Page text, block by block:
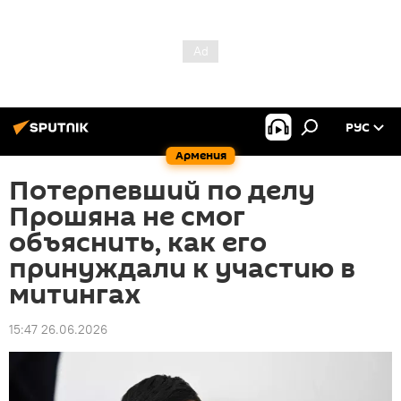
Армения
РУС
Потерпевший по делу
Прошяна не смог
объяснить, как его
принуждали к участию в
митингах
15:47 26.06.2026